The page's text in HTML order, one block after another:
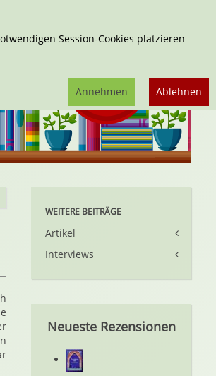
WEITERE BEITRÄGE
Artikel
Interviews
Neueste Rezensionen
Session-Cookies platzieren
Ablehnen
Annehmen